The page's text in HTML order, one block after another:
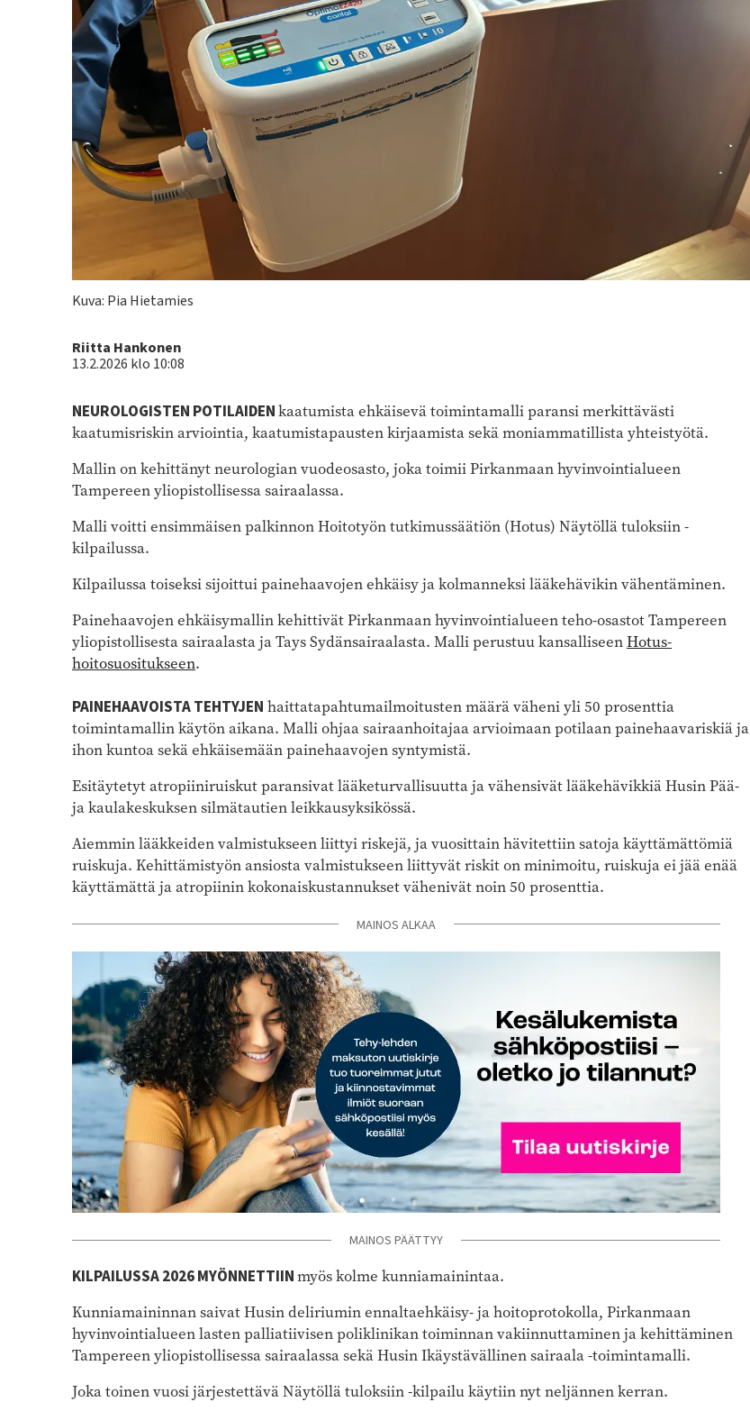
Kuva: Pia Hietamies
Kirjoittaja
Riitta Hankonen
13.2.2026 klo 10:08
NEUROLOGISTEN POTILAIDENkaatumista ehkäisevä toimintamalli paransi merkittävästi
kaatumisriskin arviointia, kaatumistapausten kirjaamista sekä moniammatillista yhteistyötä.
Mallin on kehittänyt neurologian vuodeosasto, joka toimii Pirkanmaan hyvinvointialueen
Tampereen yliopistollisessa sairaalassa.
Malli voitti ensimmäisen palkinnon Hoitotyön tutkimussäätiön (Hotus) Näytöllä tuloksiin -
kilpailussa.
Kilpailussa toiseksi sijoittui painehaavojen ehkäisy ja kolmanneksi lääkehävikin vähentäminen.
Painehaavojen ehkäisymallin kehittivät Pirkanmaan hyvinvointialueen teho-osastot Tampereen
yliopistollisesta sairaalasta ja Tays Sydänsairaalasta. Malli perustuu kansalliseenHotus-
hoitosuositukseen.
PAINEHAAVOISTA TEHTYJEN haittatapahtumailmoitusten määrä väheni yli 50 prosenttia
toimintamallin käytön aikana. Malli ohjaa sairaanhoitajaa arvioimaan potilaan painehaavariskiä ja
ihon kuntoa sekä ehkäisemään painehaavojen syntymistä.
Esitäytetyt atropiiniruiskut paransivat lääketurvallisuutta ja vähensivät lääkehävikkiä Husin Pää-
ja kaulakeskuksen silmätautien leikkausyksikössä.
Aiemmin lääkkeiden valmistukseen liittyi riskejä, ja vuosittain hävitettiin satoja käyttämättömiä
ruiskuja. Kehittämistyön ansiosta valmistukseen liittyvät riskit on minimoitu, ruiskuja ei jää enää
käyttämättä ja atropiinin kokonaiskustannukset vähenivät noin 50 prosenttia.
MAINOS ALKAA
MAINOS PÄÄTTYY
KILPAILUSSA 2026 MYÖNNETTIINmyös kolme kunniamainintaa.
Kunniamaininnan saivat Husin deliriumin ennaltaehkäisy- ja hoitoprotokolla, Pirkanmaan
hyvinvointialueen lasten palliatiivisen poliklinikan toiminnan vakiinnuttaminen ja kehittäminen
Tampereen yliopistollisessa sairaalassa sekä Husin Ikäystävällinen sairaala -toimintamalli.
Joka toinen vuosi järjestettävä Näytöllä tuloksiin -kilpailu käytiin nyt neljännen kerran.